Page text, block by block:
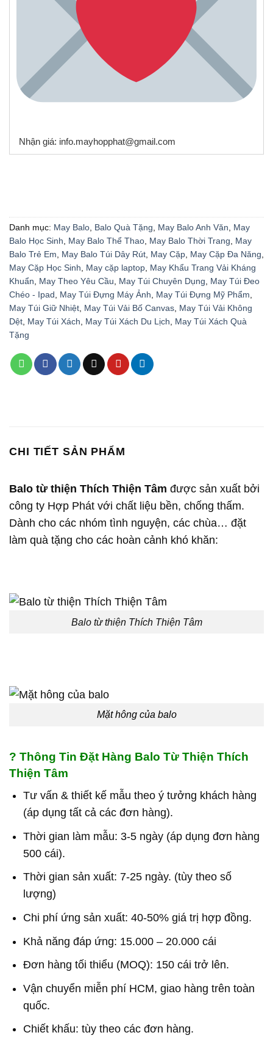
Nhận giá: info.mayhopphat@gmail.com
Danh mục: May Balo Balo Quà Tặng May Balo Anh Văn
May
Balo Học Sinh
May Balo Thể Thao May Balo Thời Trang
May
Balo Trẻ Em
May Balo Túi Dây Rút May Cặp May Cặp Đa Năng
May Cặp Học Sinh
May cặp laptop May Khẩu Trang Vải Kháng
Khuẩn
May Theo Yêu Cầu May Túi Chuyên Dụng
May Túi Đeo
Chéo - Ipad
May Túi Đựng Máy Ảnh May Túi Đựng Mỹ Phẩm
May Túi Giữ Nhiệt May Túi Vải Bố Canvas May Túi Vải Không
Dệt May Túi Xách May Túi Xách Du Lịch
May Túi Xách Quà
Tặng
CHI TIẾT SẢN PHẨM
Balo từ thiện Thích Thiện Tâm được sản xuất bởi
công ty Hợp Phát với chất liệu bền, chống thấm.
Dành cho các nhóm tình nguyện, các chùa… đặt
làm quà tặng cho các hoàn cảnh khó khăn:
Balo từ thiện Thích Thiện Tâm
Mặt hông của balo
? Thông Tin Đặt Hàng Balo Từ Thiện Thích
Thiện Tâm
Tư vấn & thiết kế mẫu theo ý tưởng khách hàng
(áp dụng tất cả các đơn hàng).
Thời gian làm mẫu: 3-5 ngày (áp dụng đơn hàng
500 cái).
Thời gian sản xuất: 7-25 ngày. (tùy theo số
lượng)
Chi phí ứng sản xuất: 40-50% giá trị hợp đồng.
Khả năng đáp ứng: 15.000 – 20.000 cái
Đơn hàng tối thiểu (MOQ): 150 cái trở lên.
Vận chuyển miễn phí HCM, giao hàng trên toàn
quốc.
Chiết khấu: tùy theo các đơn hàng.